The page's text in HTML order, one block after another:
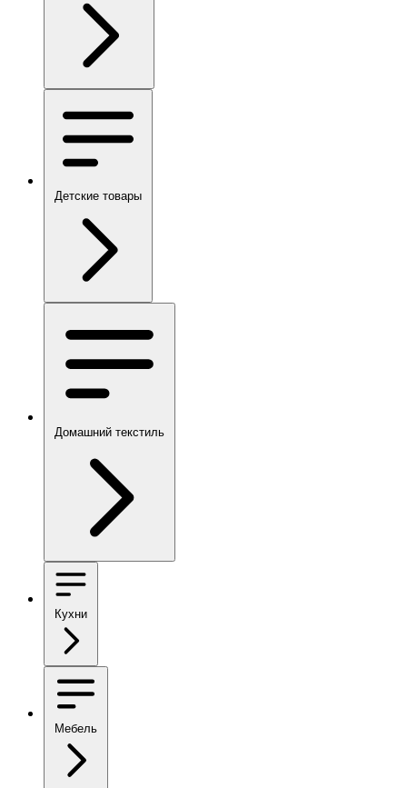
Детские товары
Домашний текстиль
Кухни
Мебель